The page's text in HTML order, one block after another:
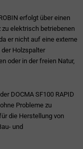
erfolgt über einen
zu elektrisch betriebenen
er nicht auf eine externe
Holzspalter
oder in der freien Natur,
DOCMA SF100 RAPID
Probleme zu
die Herstellung von
und